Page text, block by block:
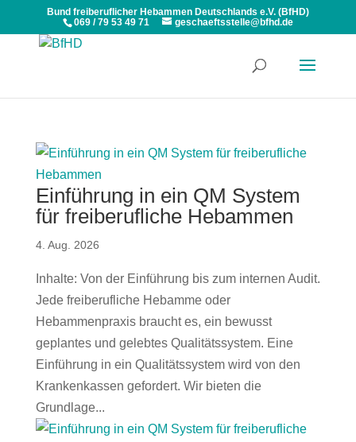
Bund freiberuflicher Hebammen Deutschlands e.V. (BfHD)
069 / 79 53 49 71
geschaeftsstelle@bfhd.de
Einführung in ein QM System
für freiberufliche Hebammen
4. Aug. 2026
Inhalte: Von der Einführung bis zum internen Audit.
Jede freiberufliche Hebamme oder
Hebammenpraxis braucht es, ein bewusst
geplantes und gelebtes Qualitätssystem. Eine
Einführung in ein Qualitätssystem wird von den
Krankenkassen gefordert. Wir bieten die
Grundlage...